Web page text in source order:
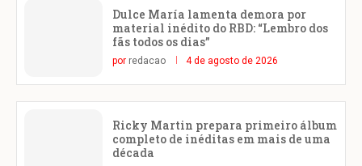
Dulce María lamenta demora por
material inédito do RBD: “Lembro dos
fãs todos os dias”
por redacao 4 de agosto de 2026
Ricky Martin prepara primeiro álbum
completo de inéditas em mais de uma
década